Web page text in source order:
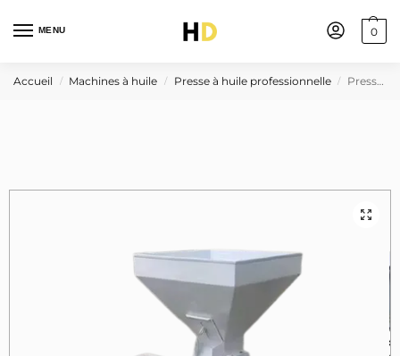
MENU 0
Accueil / Machines à huile / Presse à huile professionnelle / Presse à huile 400kg/h pour thé, fruit de palme, abrasin